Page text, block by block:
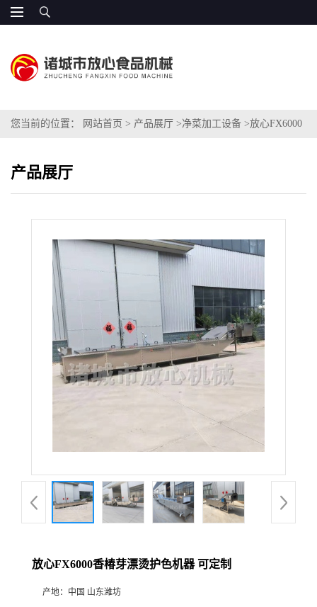
您当前的位置： 网站首页 > 产品展厅 >净菜加工设备 >放心FX6000
产品展厅
放心FX6000香椿芽漂烫护色机器 可定制
产地： 中国 山东潍坊